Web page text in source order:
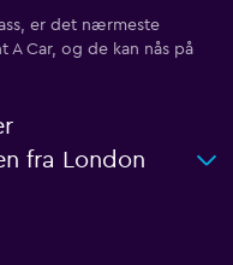
er det nærmeste
A Car, og de kan nås på
fra London